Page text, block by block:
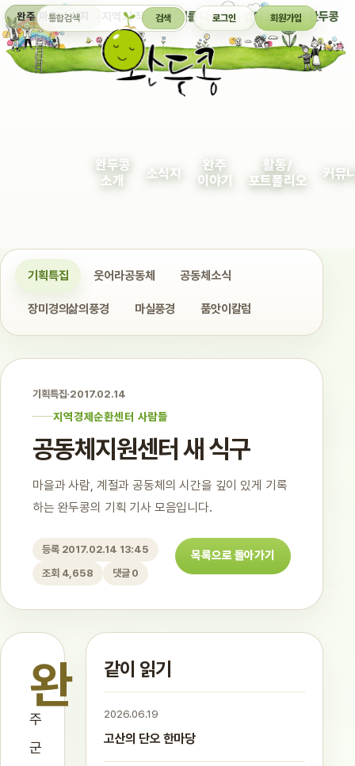
완주 마을 소식지 지역의 작은 이야기를 다정하게 엮어 보여주는 완두콩
통합검색 검색 로그인 회원가입
완두콩
소개
소식지
완주
이야기
활동/
포트폴리오
커뮤
기획특집 웃어라공동체 공동체소식
장미경의삶의풍경 마실풍경 품앗이칼럼
기획특집·2017.02.14
지역경제순환센터 사람들
공동체지원센터 새 식구
마을과 사람, 계절과 공동체의 시간을 깊이 있게 기록
하는 완두콩의 기획 기사 모음입니다.
등록 2017.02.14 13:45
조회 4,658
댓글 0
목록으로 돌아가기
완
주
군
같이 읽기
2026.06.19
고산의 단오 한마당